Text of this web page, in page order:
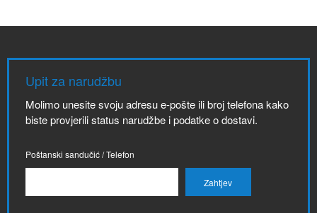
Upit za narudžbu
Molimo unesite svoju adresu e-pošte ili broj telefona kako
biste provjerili status narudžbe i podatke o dostavi.
Poštanski sandučić / Telefon